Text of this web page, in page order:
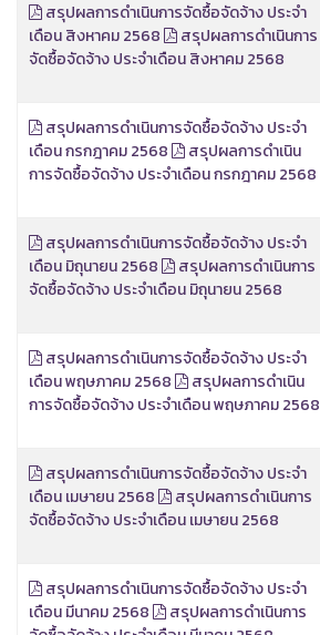
สรุปผลการดำเนินการจัดซื้อจัดจ้าง ประจำ
เดือน สิงหาคม 2568
สรุปผลการดำเนินการ
จัดซื้อจัดจ้าง ประจำเดือน สิงหาคม 2568
สรุปผลการดำเนินการจัดซื้อจัดจ้าง ประจำ
เดือน กรกฎาคม 2568
สรุปผลการดำเนิน
การจัดซื้อจัดจ้าง ประจำเดือน กรกฎาคม 2568
สรุปผลการดำเนินการจัดซื้อจัดจ้าง ประจำ
เดือน มิถุนายน 2568
สรุปผลการดำเนินการ
จัดซื้อจัดจ้าง ประจำเดือน มิถุนายน 2568
สรุปผลการดำเนินการจัดซื้อจัดจ้าง ประจำ
เดือน พฤษภาคม 2568
สรุปผลการดำเนิน
การจัดซื้อจัดจ้าง ประจำเดือน พฤษภาคม 2568
สรุปผลการดำเนินการจัดซื้อจัดจ้าง ประจำ
เดือน เมษายน 2568
สรุปผลการดำเนินการ
จัดซื้อจัดจ้าง ประจำเดือน เมษายน 2568
สรุปผลการดำเนินการจัดซื้อจัดจ้าง ประจำ
เดือน มีนาคม 2568
สรุปผลการดำเนินการ